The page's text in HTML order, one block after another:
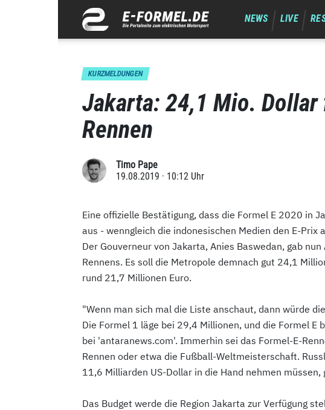
NEWS LIVE
KURZMELDUNGEN
Jakarta: 24,1 Mio. Dollar
Rennen
Timo Pape
19.08.2019 · 10:12 Uhr
Eine offizielle Bestätigung, dass die Formel E 2020 in
aus - wenngleich die indonesischen Medien den E-Prix
Der Gouverneur von Jakarta, Anies Baswedan, gab
Rennens. Es soll die Metropole demnach gut 24,1
rund 21,7 Millionen Euro.
"Wenn man sich mal die Liste anschaut, dann würde
Die Formel 1 läge bei 29,4 Millionen, und die Formel E
bei 'antaranews.com'. Immerhin sei das Formel-E-
Rennen oder etwa die Fußball-Weltmeisterschaft.
11,6 Milliarden US-Dollar in die Hand nehmen müssen,
Das Budget werde die Region Jakarta zur Verfügung